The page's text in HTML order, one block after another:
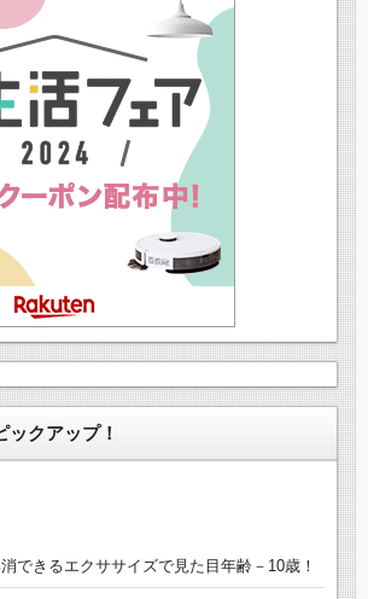
クアップ！
できるエクササイズで見た目年齢－10歳！